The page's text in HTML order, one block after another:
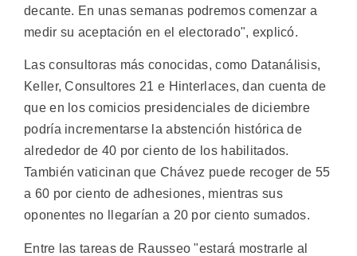
decante. En unas semanas podremos comenzar a
medir su aceptación en el electorado", explicó.
Las consultoras más conocidas, como Datanálisis,
Keller, Consultores 21 e Hinterlaces, dan cuenta de
que en los comicios presidenciales de diciembre
podría incrementarse la abstención histórica de
alrededor de 40 por ciento de los habilitados.
También vaticinan que Chávez puede recoger de 55
a 60 por ciento de adhesiones, mientras sus
oponentes no llegarían a 20 por ciento sumados.
Entre las tareas de Rausseo "estará mostrarle al